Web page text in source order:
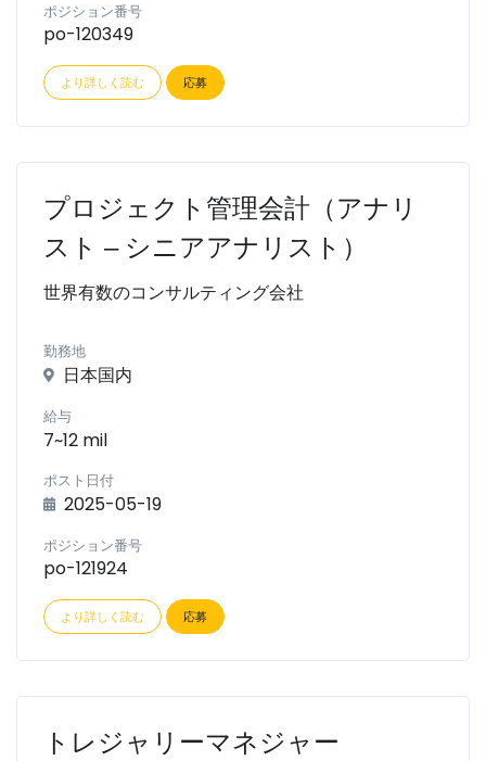
ポジション番号
po-120349
より詳しく読む 応募
プロジェクト管理会計（アナリ
スト ‒ シニアアナリスト）
世界有数のコンサルティング会社
勤務地
日本国内
給与
7~12 mil
ポスト日付
2025-05-19
ポジション番号
po-121924
より詳しく読む 応募
トレジャリーマネジャー